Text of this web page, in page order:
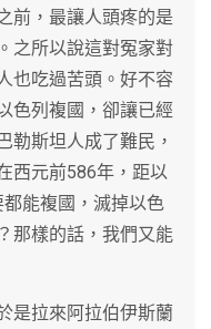
前，最讓人頭疼的是
之所以說這對冤家對
也吃過苦頭。好不容
色列複國，卻讓已經
勒斯坦人成了難民，
西元前586年，距以
能複國，滅掉以色
那樣的話，我們又能
是拉來阿拉伯伊斯蘭